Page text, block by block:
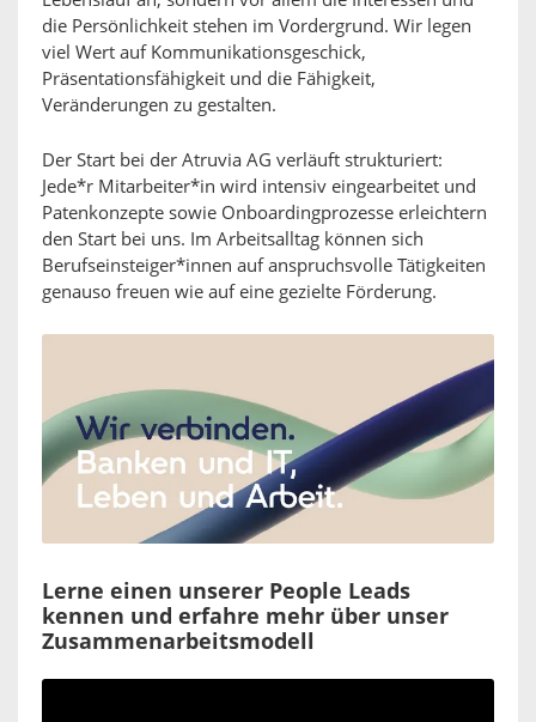
die Persönlichkeit stehen im Vordergrund. Wir legen
viel Wert auf Kommunikationsgeschick,
Präsentationsfähigkeit und die Fähigkeit,
Veränderungen zu gestalten.
Der Start bei der Atruvia AG verläuft strukturiert:
Jede*r Mitarbeiter*in wird intensiv eingearbeitet und
Patenkonzepte sowie Onboardingprozesse erleichtern
den Start bei uns. Im Arbeitsalltag können sich
Berufseinsteiger*innen auf anspruchsvolle Tätigkeiten
genauso freuen wie auf eine gezielte Förderung.
Lerne einen unserer People Leads
kennen und erfahre mehr über unser
Zusammenarbeitsmodell